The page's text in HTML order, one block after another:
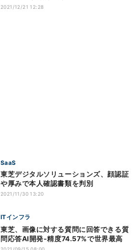
2021/12/21 12:28
SaaS
東芝デジタルソリューションズ、顔認証
や厚みで本人確認書類を判別
2021/11/30 13:20
ITインフラ
東芝、画像に対する質問に回答できる質
問応答AI開発‐精度74.57%で世界最高